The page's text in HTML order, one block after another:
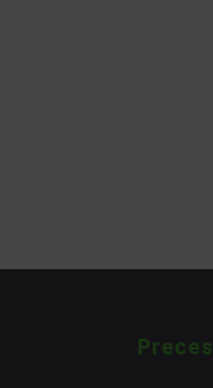
Preces